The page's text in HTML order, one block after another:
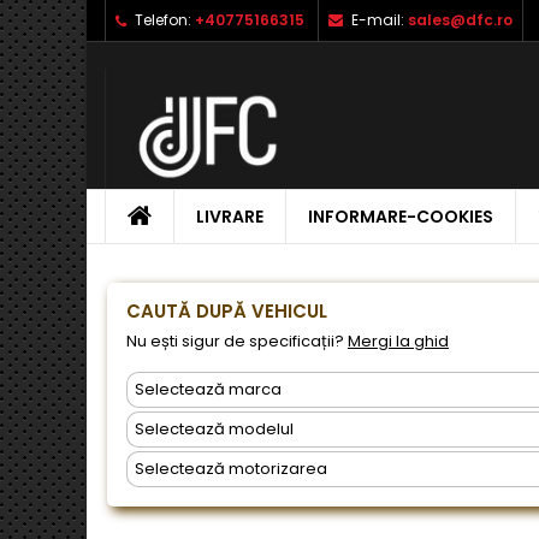
Telefon: +40775166315 E-mail: sales@dfc.ro
ACASALIVRARE INFORMARE-COOKIES
CAUTĂ DUPĂ VEHICUL
Nu ești sigur de specificații? Mergi la ghid